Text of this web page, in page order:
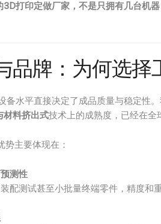
3D打印定做厂家，不是只拥有几台机
品牌：为何选择
备水平直接决定了成品质量与稳定性
材料挤出式技术上的成熟度，已经在全
势主要体现在：
测性
配测试甚至小批量终端零件，精度和